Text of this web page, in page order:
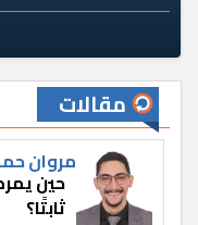
مقالات
مروان
حين
ثابتًا؟